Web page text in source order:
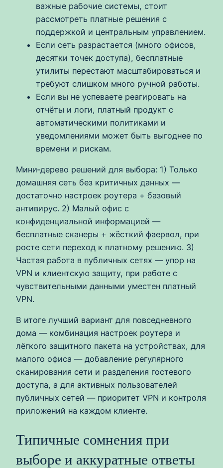
важные рабочие системы, стоит
рассмотреть платные решения с
поддержкой и центральным управлением.
Если сеть разрастается (много офисов,
десятки точек доступа), бесплатные
утилиты перестают масштабироваться и
требуют слишком много ручной работы.
Если вы не успеваете реагировать на
отчёты и логи, платный продукт с
автоматическими политиками и
уведомлениями может быть выгоднее по
времени и рискам.
Мини‑дерево решений для выбора: 1) Только
домашняя сеть без критичных данных —
достаточно настроек роутера + базовый
антивирус. 2) Малый офис с
конфиденциальной информацией —
бесплатные сканеры + жёсткий фаервол, при
росте сети переход к платному решению. 3)
Частая работа в публичных сетях — упор на
VPN и клиентскую защиту, при работе с
чувствительными данными уместен платный
VPN.
В итоге лучший вариант для повседневного
дома — комбинация настроек роутера и
лёгкого защитного пакета на устройствах, для
малого офиса — добавление регулярного
сканирования сети и разделения гостевого
доступа, а для активных пользователей
публичных сетей — приоритет VPN и контроля
приложений на каждом клиенте.
Типичные сомнения при
выборе и аккуратные ответы